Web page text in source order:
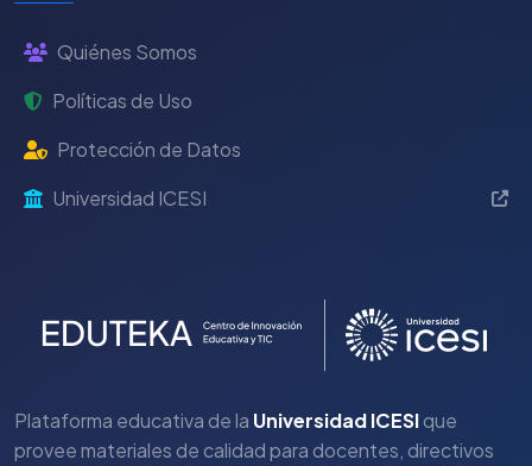
Quiénes Somos
Políticas de Uso
Protección de Datos
Universidad ICESI
Plataforma educativa de la Universidad ICESIque
provee materiales de calidad para docentes, directivos